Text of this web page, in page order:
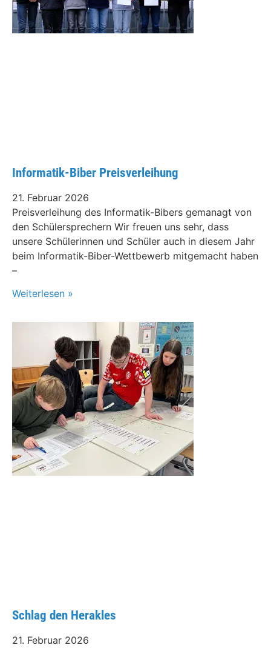
Informatik-Biber Preisverleihung
21. Februar 2026
Preisverleihung des Informatik-Bibers gemanagt von
den Schülersprechern Wir freuen uns sehr, dass
unsere Schülerinnen und Schüler auch in diesem Jahr
beim Informatik-Biber-Wettbewerb mitgemacht haben
–
Weiterlesen »
Schlag den Herakles
21. Februar 2026